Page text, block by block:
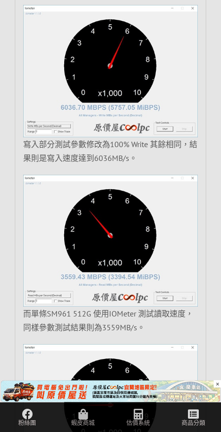
寫入部分測試參數修改為100% Write 其餘相同，結
果則是寫入速度達到6036MB/s。
而單條SM961 512G 使用IOMeter 測試讀取速度，
同樣參數測試結果則為3559MB/s。
×